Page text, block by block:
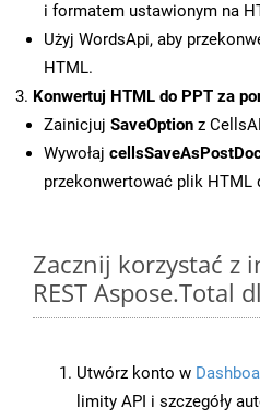
i formatem ustawionym na
Użyj WordsApi, aby
HTML.
Konwertuj HTML do PPT za
Zainicjuj SaveOption z
Wywołaj
przekonwertować plik HTML
Zacznij korzystać z
REST Aspose.Total
Utwórz konto w
limity API i szczegóły